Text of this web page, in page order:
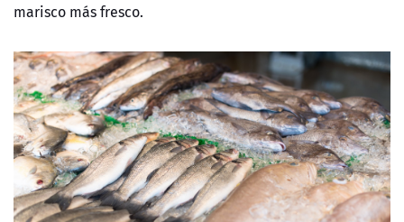
marisco más fresco.